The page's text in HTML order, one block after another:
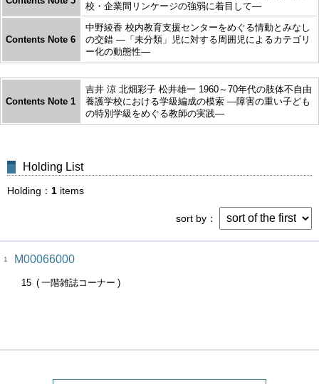
校・企業間リンケージの強弱に着目して―
Contents Note 6
中野綾香 校内教育支援センターをめぐる情動とみなし
の交錯 ―「未分類」児に対する周囲児によるカテゴリ
ー化の動態性―
Contents Note 1
吉井 涼 北畑彩子 松井雄一 1960～70年代の肢体不自由
養護学校における学級編成の模索 ―障害の重い子ども
の特別学級をめぐる教師の実践―
Holding List
Holding 1 items
sort by
1 M00066000
15 一階雑誌コーナー